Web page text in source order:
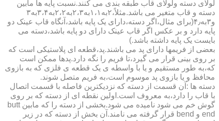
لولای دسته ولولای قاب طبقه بندی می کنند.نسبت پایه ها مابین
دسته و قاب متغیر می باشد.مثلاً،۲به۱،۱به۲،۳به۲،۲به۳،۴به۳
و۳به۴٫(برای مثال،اگر دسته،دارای یک پایه باشد،آنگاه قاب عینک دو
پایه دارد و بر عکس اگر قاب عینک دارای دو پایه باشد،دسته می
بایست یک پایه داشته باشد.)
بعضی از فریمها دارای پد می باشند.پد،قطعه ای پلاستیکی است که
بر روی بینی قرار می گیرد،تا فریم را نگه دارد.پدها ممکن است
که،به طور مستقیم و یا با واسطه ی یک قطعه ی فلزی که به بازوی
محافظ و یا بازوی پد موسوم است،به فریم متصل شوند.
دسته ها :آن قسمت از دسته که نزدیکترین فاصله با قسمت اتصال
با قاب را دارد،به معروف است.اولین نقطه ای از دسته که بر روی
گوش خم می شود نامیده می شود.بخشی از دسته را که مابین butt
end و bend قرار گرفته می نامند.آن بخش از دسته که در زیر